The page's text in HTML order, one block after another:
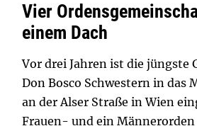
Vier
einem Dach
Vor drei Jahren ist die jüngste
Don Bosco Schwestern in das
an der Alser Straße in Wien
Frauen- und ein